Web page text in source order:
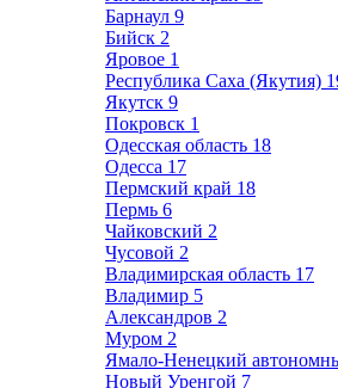
Барнаул 9
Бийск 2
Яровое 1
Республика Саха (Якутия)
Якутск 9
Покровск 1
Одесская область 18
Одесса 17
Пермский край 18
Пермь 6
Чайковский 2
Чусовой 2
Владимирская область 17
Владимир 5
Александров 2
Муром 2
Ямало-Ненецкий
Новый Уренгой 7